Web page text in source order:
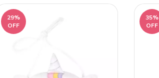
29%
OFF
35%
OFF